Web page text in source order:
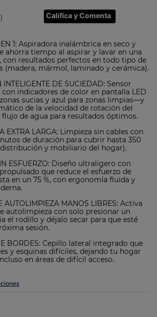
) Califíca y Comenta
1: Aspiradora inalámbrica en seco y
ahorra tiempo al aspirar y lavar en una
con resultados perfectos en todo tipo de
(madera, mármol, laminado y cerámica).
INTELIGENTE DE SUCIEDAD: Sensor
indicadores de color en pantalla LED
sucias y azul para zonas limpias—y
de la velocidad de rotación del
de agua para resultados óptimos.
EXTRA LARGA: Limpieza sin cables con
de duración para cubrir hasta 350
y mobiliario del hogar).
ESFUERZO: Diseño ultraligero con
que reduce el esfuerzo de
en un 75 %, con ergonomía fluida y
AUTOLIMPIEZA MANOS LIBRES: Activa
autolimpieza con solo presionar un
el rodillo y déjalo secar para que esté
sesión.
BORDES: Cepillo lateral integrado que
y esquinas difíciles, dejando tu hogar
en áreas de difícil acceso.